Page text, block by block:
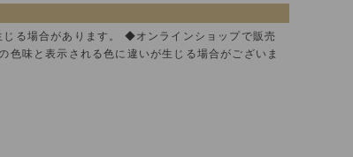
る場合があります。 ◆オンラインショップで販売
味と表示される色に違いが生じる場合がございま